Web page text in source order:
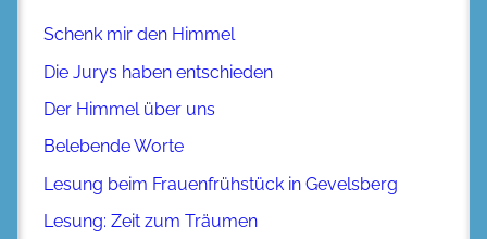
Schenk mir den Himmel
Die Jurys haben entschieden
Der Himmel über uns
Belebende Worte
Lesung beim Frauenfrühstück in Gevelsberg
Lesung: Zeit zum Träumen